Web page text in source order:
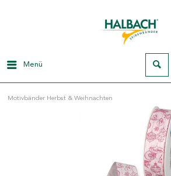
Menü
Motivbänder Herbst & Weihnachten